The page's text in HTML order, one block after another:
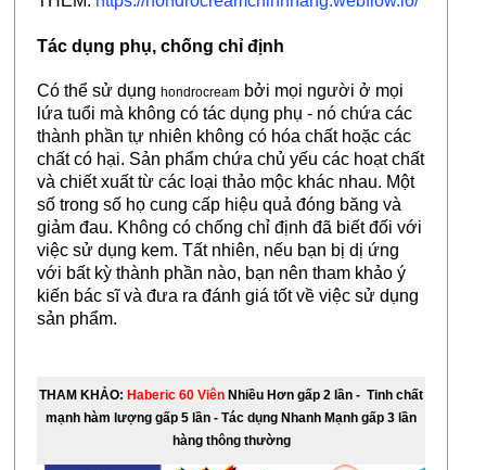
Tác dụng phụ, chống chỉ định
Có thể sử dụnghondrocream bởi mọi người ở mọi
lứa tuổi mà không có tác dụng phụ - nó chứa các
thành phần tự nhiên không có hóa chất hoặc các
chất có hại. Sản phẩm chứa chủ yếu các hoạt chất
và chiết xuất từ các loại thảo mộc khác nhau. Một
số trong số họ cung cấp hiệu quả đóng băng và
giảm đau. Không có chống chỉ định đã biết đối với
việc sử dụng kem. Tất nhiên, nếu bạn bị dị ứng
với bất kỳ thành phần nào, bạn nên tham khảo ý
kiến bác sĩ và đưa ra đánh giá tốt về việc sử dụng
sản phẩm.
THAM KHẢO:Haberic 60 Viên Nhiều Hơn gấp 2 lần - Tinh chất
mạnh hàm lượng gấp 5 lần - Tác dụng Nhanh Mạnh gấp 3 lần
hàng thông thường